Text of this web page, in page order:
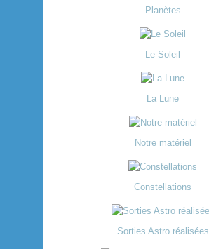
Planètes
Le Soleil
La Lune
Notre matériel
Constellations
Sorties Astro réalisées